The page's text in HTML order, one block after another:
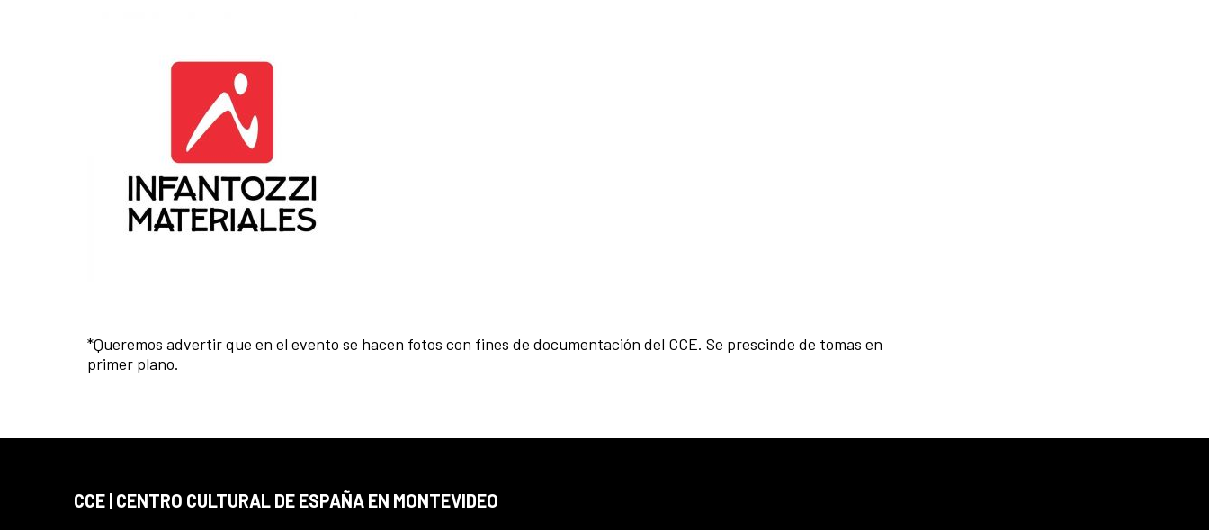
*Queremos advertir que en el evento se hacen fotos con fines de documentación del CCE. Se prescinde de tomas en
primer plano.
CCE | CENTRO CULTURAL DE ESPAÑA EN MONTEVIDEO